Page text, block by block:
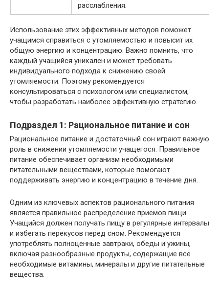
расслабления.
Использование этих эффективных методов поможет
учащимся справиться с утомляемостью и повысит их
общую энергию и концентрацию. Важно помнить, что
каждый учащийся уникален и может требовать
индивидуального подхода к снижению своей
утомляемости. Поэтому рекомендуется
консультироваться с психологом или специалистом,
чтобы разработать наиболее эффективную стратегию.
Подраздел 1: Рациональное питание и сон
Рациональное питание и достаточный сон играют важную
роль в снижении утомляемости учащегося. Правильное
питание обеспечивает организм необходимыми
питательными веществами, которые помогают
поддерживать энергию и концентрацию в течение дня.
Одним из ключевых аспектов рационального питания
является правильное распределение приемов пищи.
Учащийся должен получать пищу в регулярные интервалы
и избегать перекусов перед сном. Рекомендуется
употреблять полноценные завтраки, обеды и ужины,
включая разнообразные продукты, содержащие все
необходимые витамины, минералы и другие питательные
вещества.